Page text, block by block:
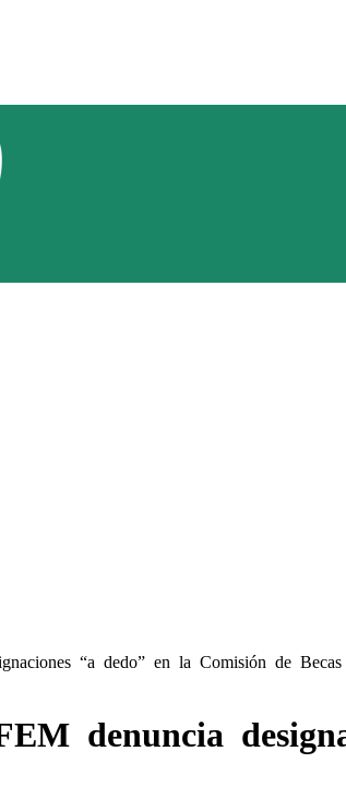
“a dedo” en la Comisión de Becas
denuncia